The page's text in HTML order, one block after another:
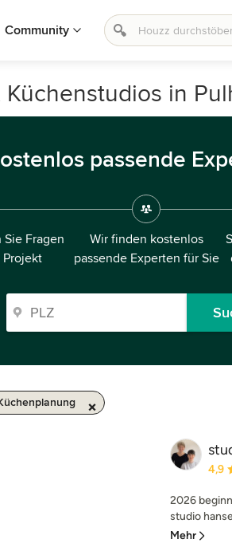
Community
in
passende
Fragen
Projekt
Wir finden kostenlos
passende Experten für Sie
4,9
2026
studio
Mehr